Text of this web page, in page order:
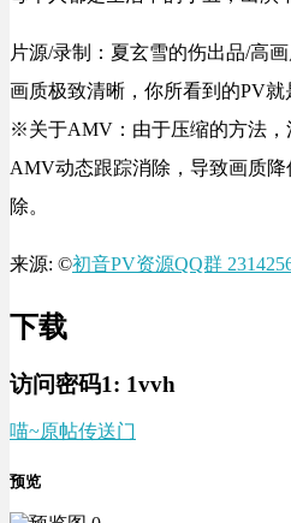
片源/录制：夏玄雪的伤出品/高
画质极致清晰，你所看到的PV就
※关于AMV：由于压缩的方法，
AMV动态跟踪消除，导致画质
除。
来源: ©初音PV资源QQ群
下载
访问密码1: 1vvh
喵~原帖传送门
预览